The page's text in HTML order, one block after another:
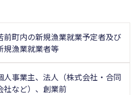
前町内の新規漁業就業予定者及び
規漁業就業者等
人事業主、法人（株式会社・合同
社など）、創業前